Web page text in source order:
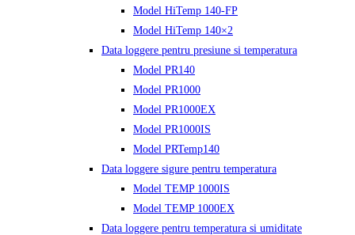
Model HiTemp 140-FP
Model HiTemp 140×2
Data loggere pentru presiune si temperatura
Model PR140
Model PR1000
Model PR1000EX
Model PR1000IS
Model PRTemp140
Data loggere sigure pentru temperatura
Model TEMP 1000IS
Model TEMP 1000EX
Data loggere pentru temperatura si umiditate